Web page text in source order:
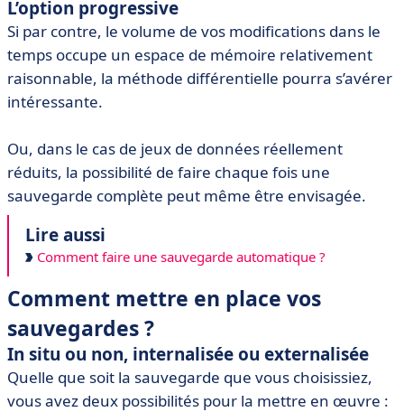
L’option progressive
Si par contre, le volume de vos modifications dans le
temps occupe un espace de mémoire relativement
raisonnable, la méthode différentielle pourra s’avérer
intéressante.
Ou, dans le cas de jeux de données réellement
réduits, la possibilité de faire chaque fois une
sauvegarde complète peut même être envisagée.
Lire aussi
Comment faire une sauvegarde automatique ?
Comment mettre en place vos
sauvegardes ?
In situ ou non, internalisée ou externalisée
Quelle que soit la sauvegarde que vous choisissiez,
vous avez deux possibilités pour la mettre en œuvre :